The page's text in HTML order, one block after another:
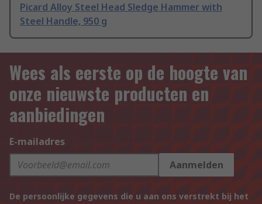
Picard Alloy Steel Head Sledge Hammer with
Steel Handle, 950 g
Wees als eerste op de hoogte van
onze nieuwste producten en
aanbiedingen
E-mailadres
Aanmelden
De persoonlijke gegevens die u aan ons verstrekt bij het